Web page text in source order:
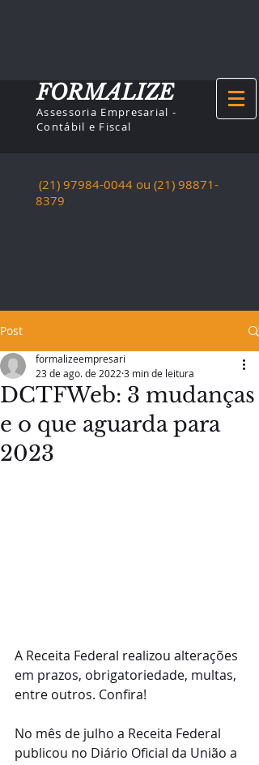
Assessoria Empresarial -
Contábil e Fiscal
FORMALIZE
(21) 97984-0044 ou (21) 98871-
8379
Post
DCTFWeb: 3 mudanças
e o que aguarda para
2023
formalizeempresari
23 de ago. de 2022 3 min de leitura
A Receita Federal realizou alterações
em prazos, obrigatoriedade, multas,
entre outros. Confira!
No mês de julho a Receita Federal
publicou no Diário Oficial da União a